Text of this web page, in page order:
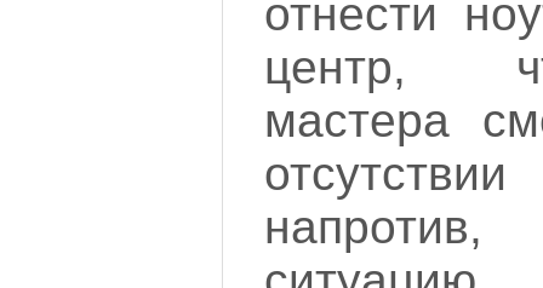
отнести
центр,
мастера